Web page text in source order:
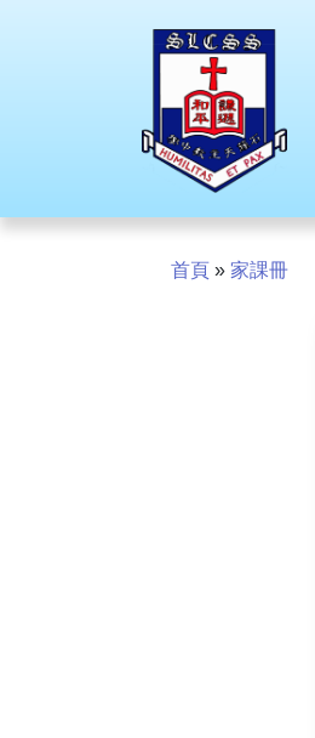
首頁 » 家課冊